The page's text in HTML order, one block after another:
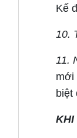
Kế
10.
11.
mới
biệt
KHI